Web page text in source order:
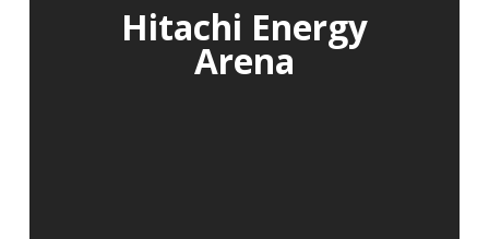
Hitachi Energy
Arena